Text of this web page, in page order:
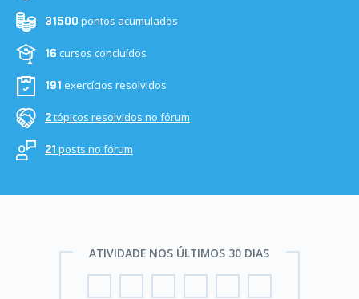
31500 pontos acumulados
16 cursos concluídos
191 exercícios resolvidos
2tópicos resolvidos no fórum
21 posts no fórum
ATIVIDADE NOS ÚLTIMOS 30 DIAS